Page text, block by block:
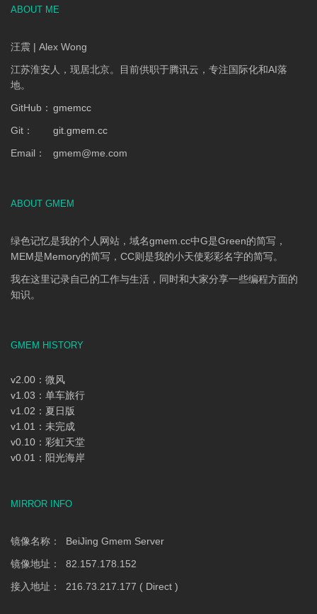
ABOUT ME
汪震 | Alex Wong
江苏淮安人，现居北京。目前供职于腾讯云，专注国际化和AI落
地。
GitHub： gmemcc
Git：
git.gmem.cc
Email：
gmem@me.com
ABOUT GMEM
绿色记忆是我的个人网站，域名gmem.cc中G是Green的简写，
MEM是Memory的简写，CC则是我的小天使彩彩名字的简写。
我在这里记录自己的工作与生活，同时和大家分享一些编程方面的
知识。
GMEM HISTORY
v2.00：微风
v1.03：单车旅行
v1.02：夏日版
v1.01：未完成
v0.10：彩虹天堂
v0.01：阳光海岸
MIRROR INFO
镜像名称： BeiJing Gmem Server
镜像地址： 82.157.178.152
接入地址： 216.73.217.177 ( Direct )